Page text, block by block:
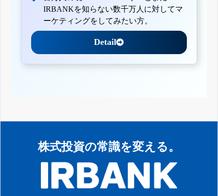
IRBANKを知らない数千万人に対してマ
ーケティングをしてみたい方。
Detail
株式投資の常識を変える。